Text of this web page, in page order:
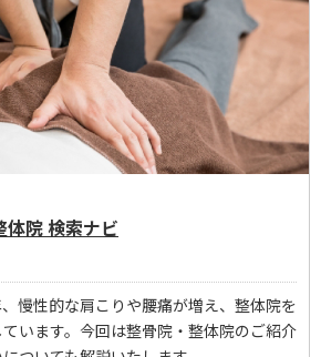
体院 検索ナビ
慢性的な肩こりや腰痛が増え、整体院を
います。今回は整骨院・整体院のご紹介